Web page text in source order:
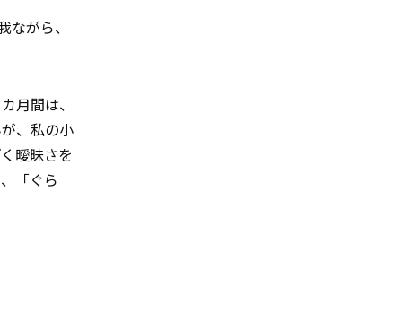
がら、
月間は、
、私の小
曖昧さを
「ぐら